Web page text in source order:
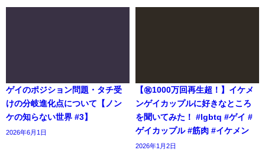
ゲイのポジション問題・タチ受
けの分岐進化点について【ノン
ケの知らない世界 #3】
2026年6月1日
【㊗️1000万回再生超！】イケメ
ンゲイカップルに好きなところ
を聞いてみた！ #lgbtq #ゲイ #
ゲイカップル #筋肉 #イケメン
2026年1月2日